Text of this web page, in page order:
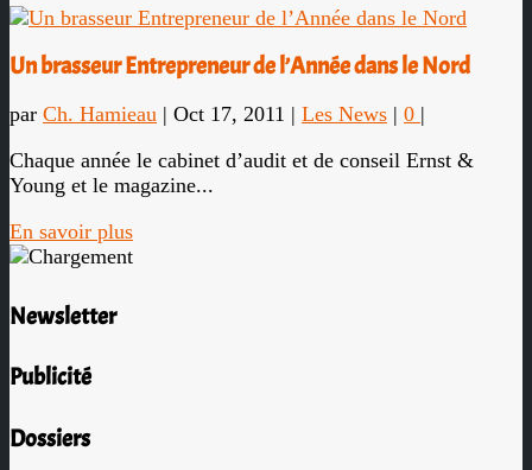
Un brasseur Entrepreneur de l’Année dans le Nord
par Ch. Hamieau | Oct 17, 2011 | Les News | 0 |
Chaque année le cabinet d’audit et de conseil Ernst &
Young et le magazine...
En savoir plus
Newsletter
Publicité
Dossiers